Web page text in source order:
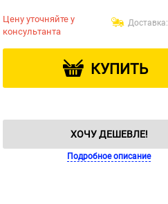
Цену уточняйте у
консультанта
Доставка:
КУПИТЬ
ХОЧУ ДЕШЕВЛЕ!
Подробное описание